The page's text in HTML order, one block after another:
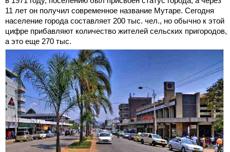
11 лет он получил современное название Мутаре. Сегодня
население города составляет 200 тыс. чел., но обычно к этой
цифре прибавляют количество жителей сельских пригородов,
а это еще 270 тыс.